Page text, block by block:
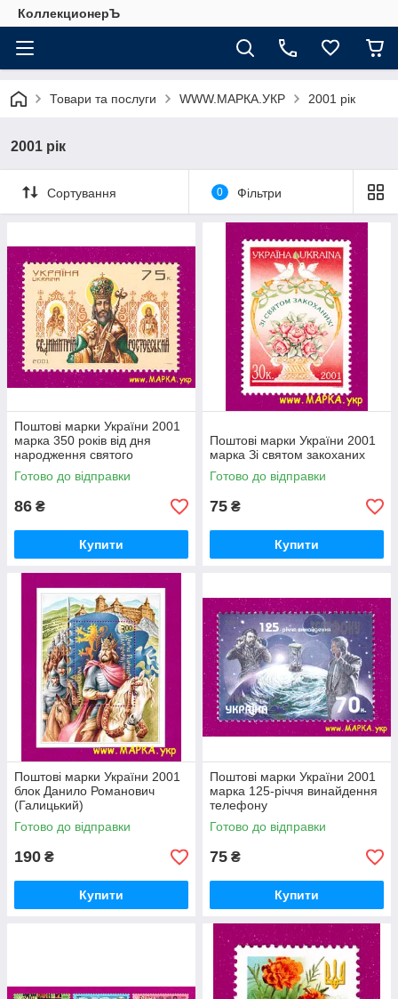
КоллекционерЪ
Товари та послуги WWW.МАРКА.УКР 2001 рік
2001 рік
Сортування 0 Фільтри
Поштові марки України 2001
марка 350 років від дня
народження святого
Димитрія Ростовського
Готово до відправки
86 ₴
Купити
Поштові марки України 2001
марка Зі святом закоханих
Готово до відправки
75 ₴
Купити
Поштові марки України 2001
блок Данило Романович
(Галицький)
Готово до відправки
190 ₴
Купити
Поштові марки України 2001
марка 125-річчя винайдення
телефону
Готово до відправки
75 ₴
Купити